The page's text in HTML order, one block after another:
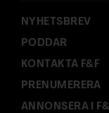
NYHETSBREV
PODDAR
KONTAKTA F&F
PRENUMERERA
ANNONSERA I